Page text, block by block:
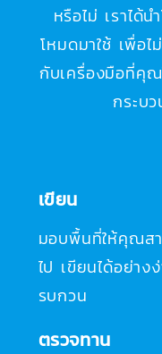
หรือไม่ เราได้
โหมดมาใช้ เพื่อ
กับเครื่องมือที่คุ
กระบ
เขียน
มอบพื้นที่ให้คุณส
ไป เขียนได้อย่าง
รบกวน
ตรวจทาน